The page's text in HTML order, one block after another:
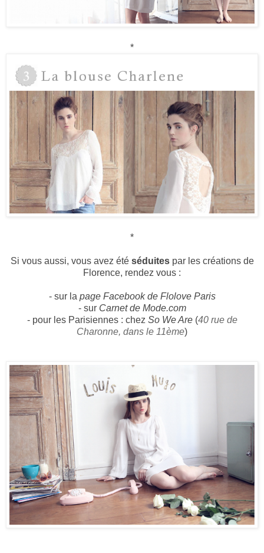
*
*
Si vous aussi, vous avez été séduitespar les créations de
Florence, rendez vous :
- sur la page Facebook de Flolove Paris
- sur Carnet de Mode.com
- pour les Parisiennes : chez So We Are(40 rue de
Charonne, dans le 11ème)